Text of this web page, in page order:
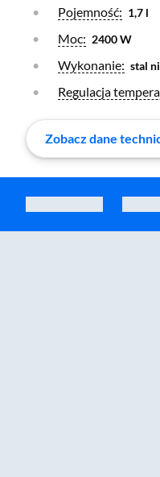
Otwórz warstwę
Pojemność: 1,7 l
Otwórz warstwę
Moc: 2400 W
Otwórz warstwę
Wykonanie: stal
Otwórz warstwę
Regulacja
Zobacz dane